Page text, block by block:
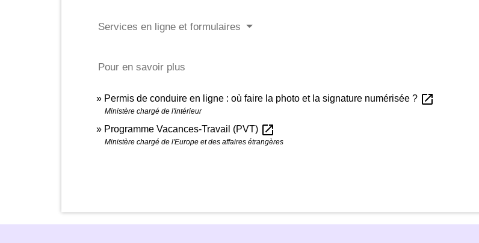
Services en ligne et formulaires
Pour en savoir plus
Permis de conduire en ligne : où faire la photo et la signature numérisée ? open_in_new
Ministère chargé de l'intérieur
Programme Vacances-Travail (PVT) open_in_new
Ministère chargé de l'Europe et des affaires étrangères